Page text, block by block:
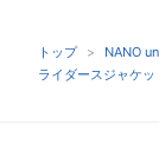
トップ NANO
ライダースジャケッ